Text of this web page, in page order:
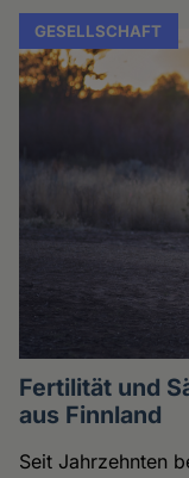
GESELLSCHAFT
Fertilität und
aus Finnland
Seit Jahrzehnten